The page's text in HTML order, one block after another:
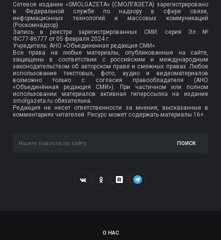
Сетевое издание «SMOLGAZETA» (СМОЛГАЗЕТА) зарегистрировано
в Федеральной службе по надзору в сфере связи,
информационных технологий и массовых коммуникаций
(Роскомнадзор).
Запись в реестре зарегистрированных СМИ: серия Эл №
ФС77-86777 от 05 февраля 2024 г.
Учредитель: АНО «Объединенная редакция СМИ».
Все права на любые материалы, опубликованные на сайте,
защищены в соответствии с российским и международным
законодательством об авторском праве и смежных правах. Любое
использование текстовых, фото, аудио и видеоматериалов
возможно только с согласия правообладателя (АНО
«Объединённая редакция СМИ»). При частичном или полном
использовании материалов активная гиперссылка на издание
smolgazeta.ru обязательна.
Редакция не несет ответственности за мнения, высказанные в
комментариях читателей. Ресурс может содержать материалы 16+.
ПОИСК
О НАС